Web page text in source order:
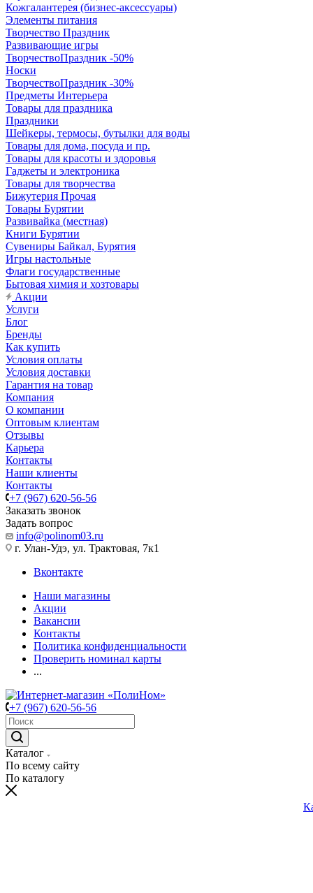
Кожгалантерея (бизнес-аксессуары)
Элементы питания
Творчество Праздник
Развивающие игры
ТворчествоПраздник -50%
Носки
ТворчествоПраздник -30%
Предметы Интерьера
Товары для праздника
Праздники
Шейкеры, термосы, бутылки для воды
Товары для дома, посуда и пр.
Товары для красоты и здоровья
Гаджеты и электроника
Товары для творчества
Бижутерия Прочая
Товары Бурятии
Развивайка (местная)
Книги Бурятии
Сувениры Байкал, Бурятия
Игры настольные
Флаги государственные
Бытовая химия и хозтовары
Акции
Услуги
Блог
Бренды
Как купить
Условия оплаты
Условия доставки
Гарантия на товар
Компания
О компании
Оптовым клиентам
Отзывы
Карьера
Контакты
Наши клиенты
Контакты
+7 (967) 620-56-56
Заказать звонок
Задать вопрос
info@polinom03.ru
г. Улан-Удэ, ул. Трактовая, 7к1
Вконтакте
Наши магазины
Акции
Вакансии
Контакты
Политика конфиденциальности
Проверить номинал карты
...
+7 (967) 620-56-56
Каталог
По всему сайту
По каталогу